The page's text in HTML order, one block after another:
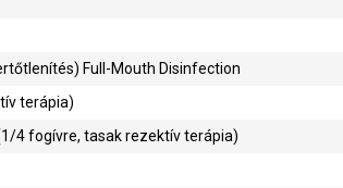
Full-Mouth Disinfection
terápia)
4 fogívre, tasak rezektív terápia)